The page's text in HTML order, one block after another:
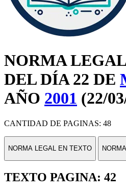
NORMA
DEL DÍA 22 DE
AÑO 2001 (22/
CANTIDAD DE PAGINAS: 48
NORMA LEGAL EN TEXTO
TEXTO PAGINA: 42